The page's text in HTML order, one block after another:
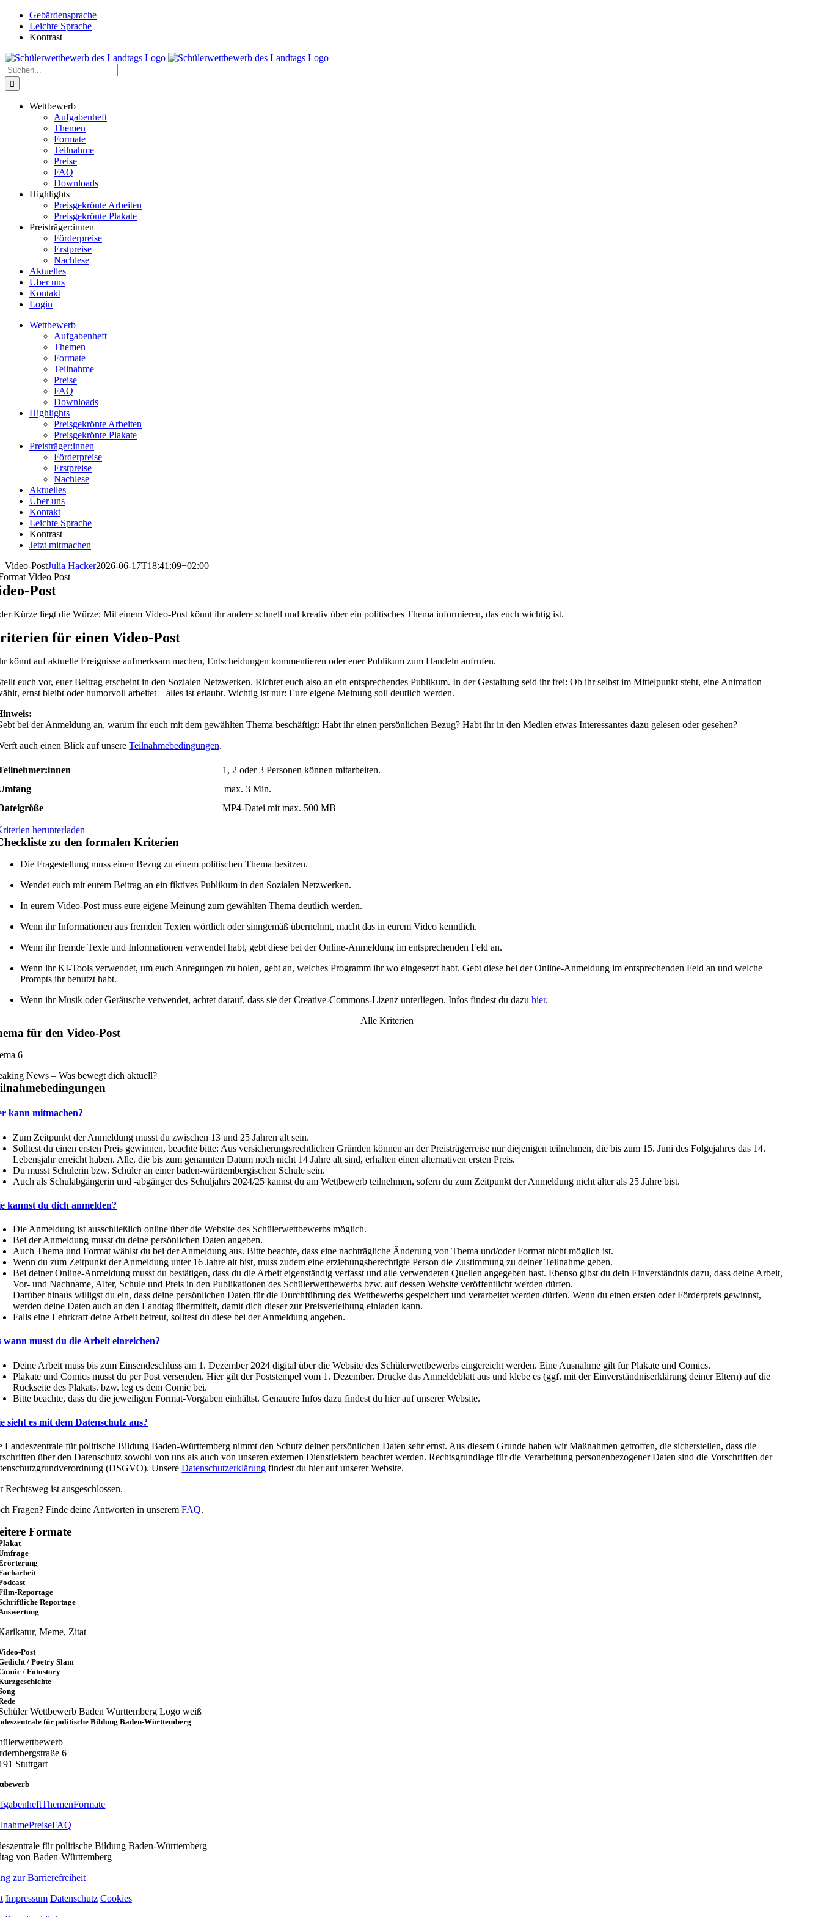
Zum
Inhalt
springen
Gebärdensprache
Leichte Sprache
Kontrast
Suche
nach:
Wettbewerb
Aufgabenheft
Themen
Formate
Teilnahme
Preise
FAQ
Downloads
Highlights
Preisgekrönte Arbeiten
Preisgekrönte Plakate
Preisträger:innen
Förderpreise
Erstpreise
Nachlese
Aktuelles
Über uns
Kontakt
Login
Wettbewerb
Aufgabenheft
Themen
Formate
Teilnahme
Preise
FAQ
Downloads
Highlights
Preisgekrönte Arbeiten
Preisgekrönte Plakate
Preisträger:innen
Förderpreise
Erstpreise
Nachlese
Aktuelles
Über uns
Kontakt
Leichte Sprache
Kontrast
Jetzt mitmachen
Video-PostJulia Hacker2026-06-17T18:41:09+02:00
Post
Kürze liegt die Würze: Mit einem Video-Post könnt ihr andere schnell und kreativ über ein politisches Thema informieren, das euch wichtig ist.
für einen Video-Post
könnt auf aktuelle Ereignisse aufmerksam machen, Entscheidungen kommentieren oder euer Publikum zum Handeln aufrufen.
euch vor, euer Beitrag erscheint in den Sozialen Netzwerken. Richtet euch also an ein entsprechendes Publikum. In der Gestaltung seid ihr frei: Ob ihr selbst im Mittelpunkt steht, eine Animation
ernst bleibt oder humorvoll arbeitet – alles ist erlaubt. Wichtig ist nur: Eure eigene Meinung soll deutlich werden.
bei der Anmeldung an, warum ihr euch mit dem gewählten Thema beschäftigt: Habt ihr einen persönlichen Bezug? Habt ihr in den Medien etwas Interessantes dazu gelesen oder gesehen?
auch einen Blick auf unsere Teilnahmebedingungen.
1, 2 oder 3 Personen können mitarbeiten.
max. 3 Min.
MP4-Datei mit max. 500 MB
herunterladen
zu den formalen Kriterien
Die Fragestellung muss einen Bezug zu einem politischen Thema besitzen.
Wendet euch mit eurem Beitrag an ein fiktives Publikum in den Sozialen Netzwerken.
In eurem Video-Post muss eure eigene Meinung zum gewählten Thema deutlich werden.
Wenn ihr Informationen aus fremden Texten wörtlich oder sinngemäß übernehmt, macht das in eurem Video kenntlich.
Wenn ihr fremde Texte und Informationen verwendet habt, gebt diese bei der Online-Anmeldung im entsprechenden Feld an.
Wenn ihr KI-Tools verwendet, um euch Anregungen zu holen, gebt an, welches Programm ihr wo eingesetzt habt. Gebt diese bei der Online-Anmeldung im entsprechenden Feld an und welche
Prompts ihr benutzt habt.
Wenn ihr Musik oder Geräusche verwendet, achtet darauf, dass sie der Creative-Commons-Lizenz unterliegen. Infos findest du dazu hier.
Alle Kriterien
für den Video-Post
6
News – Was bewegt dich aktuell?
kann mitmachen?
Zum Zeitpunkt der Anmeldung musst du zwischen 13 und 25 Jahren alt sein.
Solltest du einen ersten Preis gewinnen, beachte bitte: Aus versicherungsrechtlichen Gründen können an der Preisträgerreise nur diejenigen teilnehmen, die bis zum 15. Juni des Folgejahres das 14.
Lebensjahr erreicht haben. Alle, die bis zum genannten Datum noch nicht 14 Jahre alt sind, erhalten einen alternativen ersten Preis.
Du musst Schülerin bzw. Schüler an einer baden-württembergischen Schule sein.
Auch als Schulabgängerin und -abgänger des Schuljahrs 2024/25 kannst du am Wettbewerb teilnehmen, sofern du zum Zeitpunkt der Anmeldung nicht älter als 25 Jahre bist.
kannst du dich anmelden?
Die Anmeldung ist ausschließlich online über die Website des Schülerwettbewerbs möglich.
Bei der Anmeldung musst du deine persönlichen Daten angeben.
Auch Thema und Format wählst du bei der Anmeldung aus. Bitte beachte, dass eine nachträgliche Änderung von Thema und/oder Format nicht möglich ist.
Wenn du zum Zeitpunkt der Anmeldung unter 16 Jahre alt bist, muss zudem eine erziehungsberechtigte Person die Zustimmung zu deiner Teilnahme geben.
Bei deiner Online-Anmeldung musst du bestätigen, dass du die Arbeit eigenständig verfasst und alle verwendeten Quellen angegeben hast. Ebenso gibst du dein Einverständnis dazu, dass deine Arbeit,
Vor- und Nachname, Alter, Schule und Preis in den Publikationen des Schülerwettbewerbs bzw. auf dessen Website veröffentlicht werden dürfen.
Darüber hinaus willigst du ein, dass deine persönlichen Daten für die Durchführung des Wettbewerbs gespeichert und verarbeitet werden dürfen. Wenn du einen ersten oder Förderpreis gewinnst,
werden deine Daten auch an den Landtag übermittelt, damit dich dieser zur Preisverleihung einladen kann.
Falls eine Lehrkraft deine Arbeit betreut, solltest du diese bei der Anmeldung angeben.
wann musst du die Arbeit einreichen?
Deine Arbeit muss bis zum Einsendeschluss am 1. Dezember 2024 digital über die Website des Schülerwettbewerbs eingereicht werden. Eine Ausnahme gilt für Plakate und Comics.
Plakate und Comics musst du per Post versenden. Hier gilt der Poststempel vom 1. Dezember. Drucke das Anmeldeblatt aus und klebe es (ggf. mit der Einverständniserklärung deiner Eltern) auf die
Rückseite des Plakats. bzw. leg es dem Comic bei.
Bitte beachte, dass du die jeweiligen Format-Vorgaben einhältst. Genauere Infos dazu findest du hier auf unserer Website.
sieht es mit dem Datenschutz aus?
Landeszentrale für politische Bildung Baden-Württemberg nimmt den Schutz deiner persönlichen Daten sehr ernst. Aus diesem Grunde haben wir Maßnahmen getroffen, die sicherstellen, dass die
über den Datenschutz sowohl von uns als auch von unseren externen Dienstleistern beachtet werden. Rechtsgrundlage für die Verarbeitung personenbezogener Daten sind die Vorschriften der
(DSGVO). UnsereDatenschutzerklärung findest du hier auf unserer Website.
Rechtsweg ist ausgeschlossen.
Fragen? Finde deine Antworten in unseremFAQ.
Formate
Reportage
Reportage
Meme, Zitat
Post
/ Poetry Slam
/ Fotostory
für politische Bildung Baden-Württemberg
6
Stuttgart
ThemenFormate
PreiseFAQ
zur Barrierefreiheit
Impressum Datenschutz Cookies